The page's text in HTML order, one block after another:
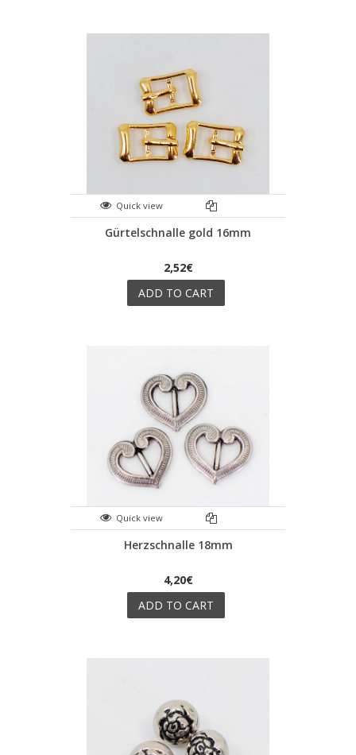
Quick view
Gürtelschnalle gold 16mm
2,52€
ADD TO CART
Quick view
Herzschnalle 18mm
4,20€
ADD TO CART